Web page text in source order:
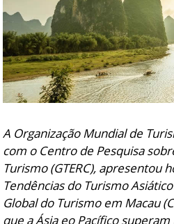
A Organização Mundial de
com o Centro de Pesquisa
Turismo (GTERC), apresentou
Tendências do Turismo
Global do Turismo em Macau
que a Ásia eo Pacífico